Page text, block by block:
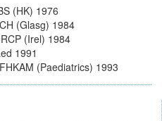
(HK) 1976
(Glasg) 1984
(Irel) 1984
1991
(Paediatrics) 1993